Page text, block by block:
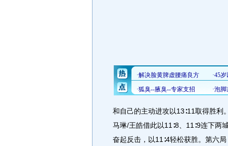
和自己的主动进攻以13∶11取得胜利
马琳/王皓借此以11∶8、11∶9连下两
奋起反击，以11∶4轻松获胜。第六